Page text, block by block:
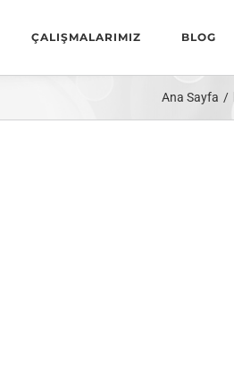
ÇALIŞMALARIMIZ BLOG
Ana Sayfa